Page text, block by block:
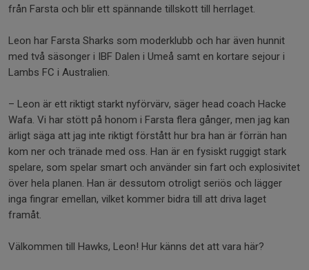
från Farsta och blir ett spännande tillskott till herrlaget.
Leon har Farsta Sharks som moderklubb och har även hunnit
med två säsonger i IBF Dalen i Umeå samt en kortare sejour i
Lambs FC i Australien.
– Leon är ett riktigt starkt nyförvärv, säger head coach Hacke
Wafa. Vi har stött på honom i Farsta flera gånger, men jag kan
ärligt säga att jag inte riktigt förstått hur bra han är förrän han
kom ner och tränade med oss. Han är en fysiskt ruggigt stark
spelare, som spelar smart och använder sin fart och explosivitet
över hela planen. Han är dessutom otroligt seriös och lägger
inga fingrar emellan, vilket kommer bidra till att driva laget
framåt.
Välkommen till Hawks, Leon! Hur känns det att vara här?